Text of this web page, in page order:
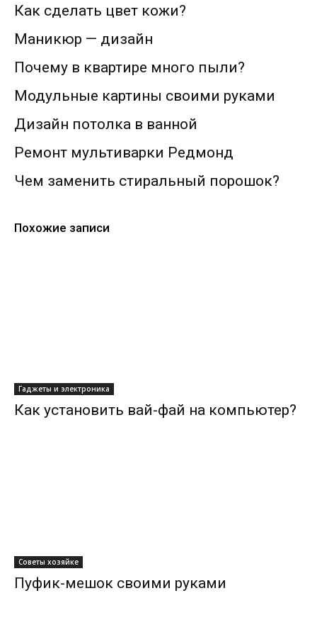
Как сделать цвет кожи?
Маникюр — дизайн
Почему в квартире много пыли?
Модульные картины своими руками
Дизайн потолка в ванной
Ремонт мультиварки Редмонд
Чем заменить стиральный порошок?
Похожие записи
Гаджеты и электроника
Как установить вай-фай на компьютер?
Советы хозяйке
Пуфик-мешок своими руками